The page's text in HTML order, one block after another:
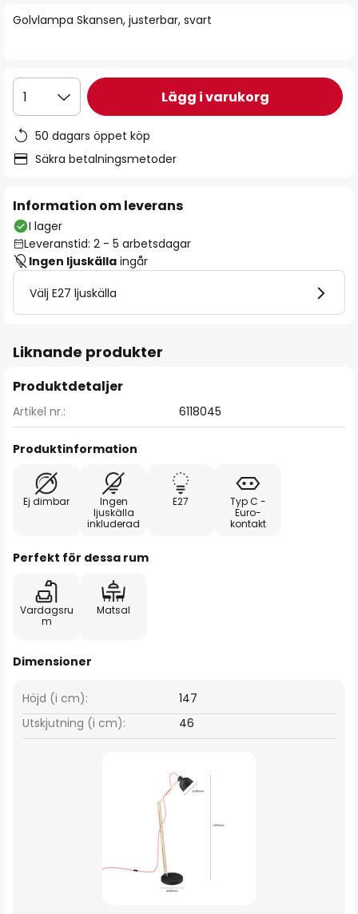
Golvlampa Skansen, justerbar, svart
1 Lägg i varukorg
50 dagars öppet köp
Säkra betalningsmetoder
Information om leverans
I lager
Leveranstid: 2 - 5 arbetsdagar
Ingen ljuskälla ingår
Välj E27 ljuskälla
Liknande produkter
Produktdetaljer
Artikel nr.: 6118045
Produktinformation
Ej dimbar
Ingen
ljuskälla
inkluderad
E27
Typ C -
Euro-
kontakt
Perfekt för dessa rum
Vardagsru
m
Matsal
Dimensioner
Höjd (i cm):
147
Utskjutning (i cm):
46